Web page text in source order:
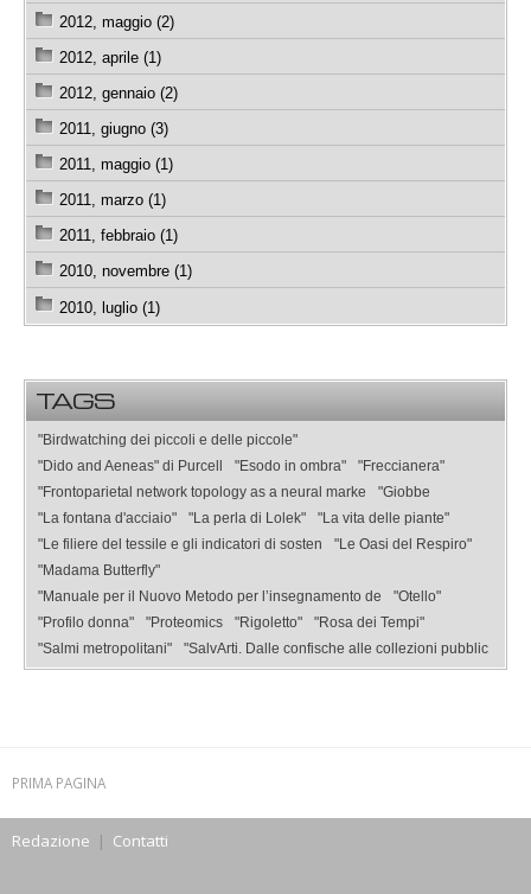
2012, maggio (2)
2012, aprile (1)
2012, gennaio (2)
2011, giugno (3)
2011, maggio (1)
2011, marzo (1)
2011, febbraio (1)
2010, novembre (1)
2010, luglio (1)
TAGS
"Birdwatching dei piccoli e delle piccole"
"Dido and Aeneas" di Purcell
"Esodo in ombra"
"Freccianera"
"Frontoparietal network topology as a neural marke
"Giobbe
"La fontana d'acciaio"
"La perla di Lolek"
"La vita delle piante"
"Le filiere del tessile e gli indicatori di sosten
"Le Oasi del Respiro"
"Madama Butterfly"
"Manuale per il Nuovo Metodo per l’insegnamento de
"Otello"
"Profilo donna"
"Proteomics "Rigoletto"
"Rosa dei Tempi"
"Salmi metropolitani"
"SalvArti. Dalle confische alle collezioni pubblic
PRIMA PAGINA
Redazione | Contatti